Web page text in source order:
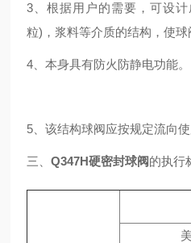
3、根据用户的需要，可设
粒)，浆料等介质的结构，使球
4、本身具有防火防静电功能。
5、该结构球阀应按规定流向使
三、Q347H硬密封球阀的执行